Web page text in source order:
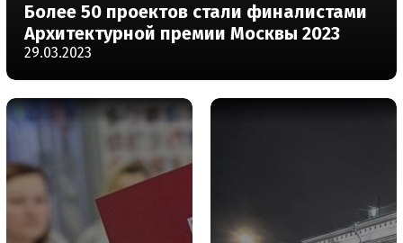
Более 50 проектов стали финалистами
Архитектурной премии Москвы 2023
29.03.2023